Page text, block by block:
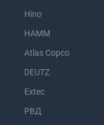
Hino
HAMM
Atlas Copco
DEUTZ
Extec
РВД